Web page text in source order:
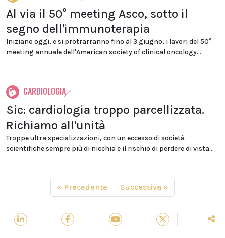
Al via il 50° meeting Asco, sotto il
segno dell'immunoterapia
Iniziano oggi, e si protrarranno fino al 3 giugno, i lavori del 50°
meeting annuale dell'American society of clinical oncology...
CARDIOLOGIA
Sic: cardiologia troppo parcellizzata.
Richiamo all'unità
Troppe ultra specializzazioni, con un eccesso di società
scientifiche sempre più di nicchia e il rischio di perdere di vista...
« Precedente Successiva »